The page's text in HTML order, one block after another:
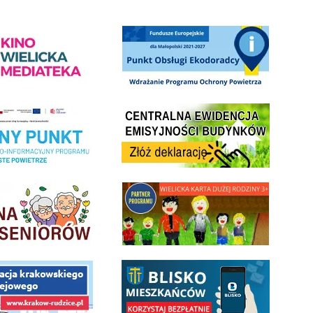
Punkt Obsługi Ekodoradcy Wieliczka
Czyste Powietrze w Gminie WieliczkaCentrala Ewidencja Emisyjności Budynków - złóż
Rady Seniorow - Wieliczka link do strony - Wielicka Karta Dużej Rodziny
Społecznego
budowy linii kolejowej Krakow Rudzicelink do opisu aplikacji - BLISKO, Gmina Wieliczka w